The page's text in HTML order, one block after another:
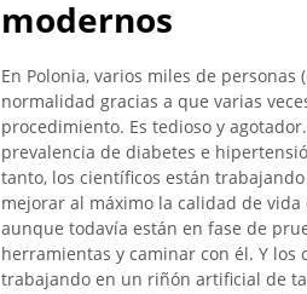
modernos
En Polonia, varios miles de
normalidad gracias a que varias
procedimiento. Es tedioso y
prevalencia de diabetes e
tanto, los científicos están
mejorar al máximo la calidad de
aunque todavía están en fase de
herramientas y caminar con él. Y
trabajando en un riñón artificial de